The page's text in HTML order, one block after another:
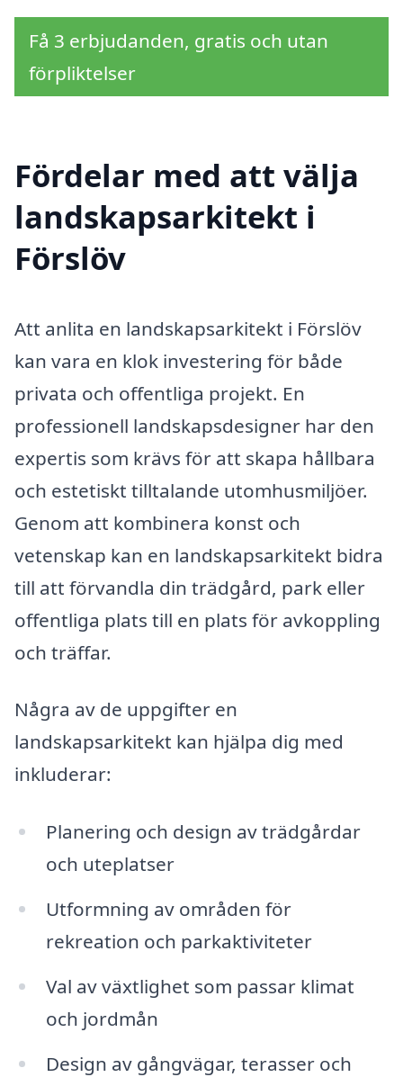
Få 3 erbjudanden, gratis och utan
förpliktelser
Fördelar med att välja
landskapsarkitekt i
Förslöv
Att anlita en landskapsarkitekt i Förslöv
kan vara en klok investering för både
privata och offentliga projekt. En
professionell landskapsdesigner har den
expertis som krävs för att skapa hållbara
och estetiskt tilltalande utomhusmiljöer.
Genom att kombinera konst och
vetenskap kan en landskapsarkitekt bidra
till att förvandla din trädgård, park eller
offentliga plats till en plats för avkoppling
och träffar.
Några av de uppgifter en
landskapsarkitekt kan hjälpa dig med
inkluderar:
Planering och design av trädgårdar
och uteplatser
Utformning av områden för
rekreation och parkaktiviteter
Val av växtlighet som passar klimat
och jordmån
Design av gångvägar, terasser och